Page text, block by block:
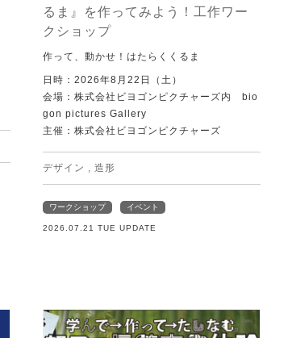
るま』を作ってみよう！工作ワー
クショップ
作って、動かせ！はたらくくるま
日時：2026年8月22日（土）
会場：株式会社ビヨゴンピクチャーズ内 bio
gon pictures Gallery
主催：株式会社ビヨゴンピクチャーズ
デザイン 造形
ワークショップ イベント
2026.07.21 TUE UPDATE